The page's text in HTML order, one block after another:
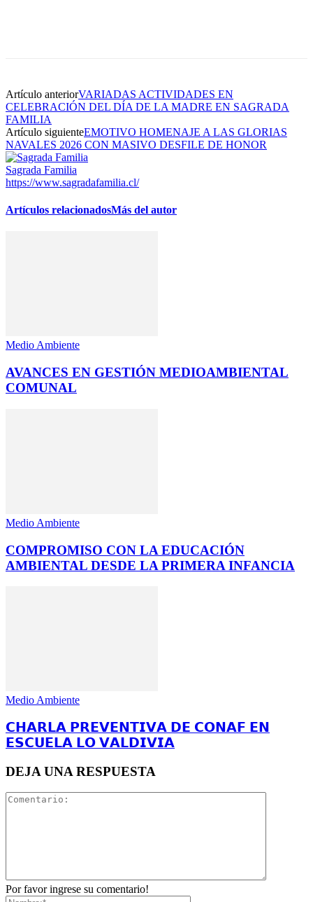
Artículo anteriorVARIADAS ACTIVIDADES EN
CELEBRACIÓN DEL DÍA DE LA MADRE EN SAGRADA
FAMILIA
Artículo siguienteEMOTIVO HOMENAJE A LAS GLORIAS
NAVALES 2026 CON MASIVO DESFILE DE HONOR
Sagrada Familia
https://www.sagradafamilia.cl/
Artículos relacionadosMás del autor
Medio Ambiente
AVANCES EN GESTIÓN MEDIOAMBIENTAL
COMUNAL
Medio Ambiente
COMPROMISO CON LA EDUCACIÓN
AMBIENTAL DESDE LA PRIMERA INFANCIA
Medio Ambiente
𝗖𝗛𝗔𝗥𝗟𝗔 𝗣𝗥𝗘𝗩𝗘𝗡𝗧𝗜𝗩𝗔 𝗗𝗘 𝗖𝗢𝗡𝗔𝗙 𝗘𝗡
𝗘𝗦𝗖𝗨𝗘𝗟𝗔 𝗟𝗢 𝗩𝗔𝗟𝗗𝗜𝗩𝗜𝗔
DEJA UNA RESPUESTA
Por favor ingrese su comentario!